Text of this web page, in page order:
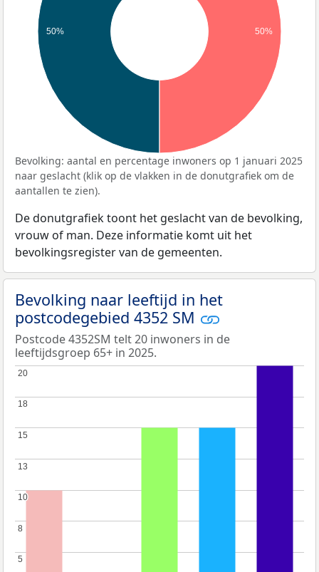
50% 50%
Bevolking: aantal en percentage inwoners op 1 januari 2025
naar geslacht (klik op de vlakken in de donutgrafiek om de
aantallen te zien).
De donutgrafiek toont het geslacht van de bevolking,
vrouw of man. Deze informatie komt uit het
bevolkingsregister van de gemeenten.
Bevolking naar leeftijd in het
postcodegebied 4352 SM
Postcode 4352SM telt 20 inwoners in de
leeftijdsgroep 65+ in 2025.
5
5
8
8
10
10
13
13
15
15
18
18
20
20